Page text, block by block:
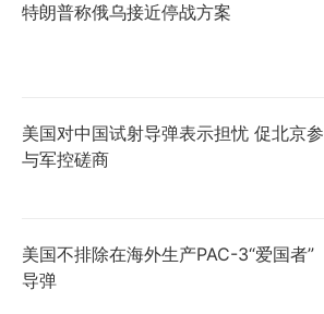
特朗普称俄乌接近停战方案
美国对中国试射导弹表示担忧 促北京参
与军控磋商
美国不排除在海外生产PAC-3“爱国者”
导弹